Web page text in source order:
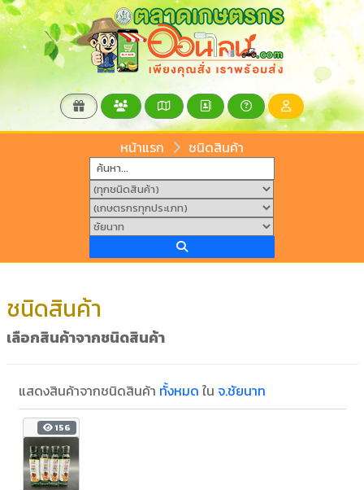
หน้าแรก ชนิดสินค้า
ชนิดสินค้า
เลือกสินค้าจากชนิดสินค้า
แสดงสินค้าจากชนิดสินค้า ทั้งหมด ใน จ.ชัยนาท
156